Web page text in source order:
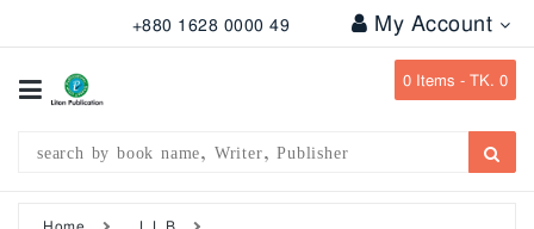
+880 1628 0000 49 My Account
0 Items -TK. 0
Categories